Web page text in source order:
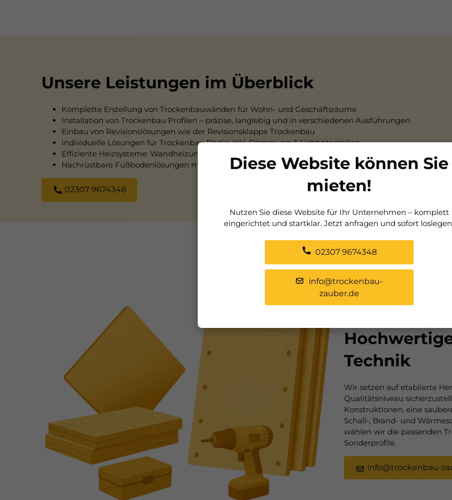
Unsere Leistungen im Überblick
Komplette Erstellung von Trockenbauwänden für Wohn- und Geschäftsräume
Installation von Trockenbau Profilen – präzise, langlebig und in verschiedenen Ausführungen
Einbau von Revisionslösungen wie der Revisionsklappe Trockenbau
Individuelle Lösungen für Trockenbau Decke inkl. Dämmung & Lichtintegration
Effiziente Heizsysteme: Wandheizung Trockenbau und Deckenheizung Trockenbau
Nachrüstbare Fußbodenlösungen mit Fußbodenheizung Trockenbau
02307 9674348
Technik
Wir setzen auf etablierte
Qualitätsniveau
Konstruktionen, eine
Schall-, Brand- und
wählen wir die passenden
Sonderprofile.
info@trockenbau-
Diese Website können Sie
mieten!
Nutzen Sie diese Website für Ihr Unternehmen – komplett
eingerichtet und startklar. Jetzt anfragen und sofort
02307 9674348
info@trockenbau-
zauber.de